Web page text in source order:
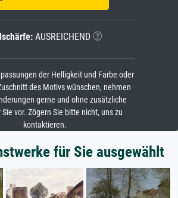
AUSREICHEND
der Helligkeit und Farbe oder
des Motivs wünschen, nehmen
gerne und ohne zusätzliche
vor. Zögern Sie bitte nicht, uns zu
kontaktieren.
für Sie ausgewählt